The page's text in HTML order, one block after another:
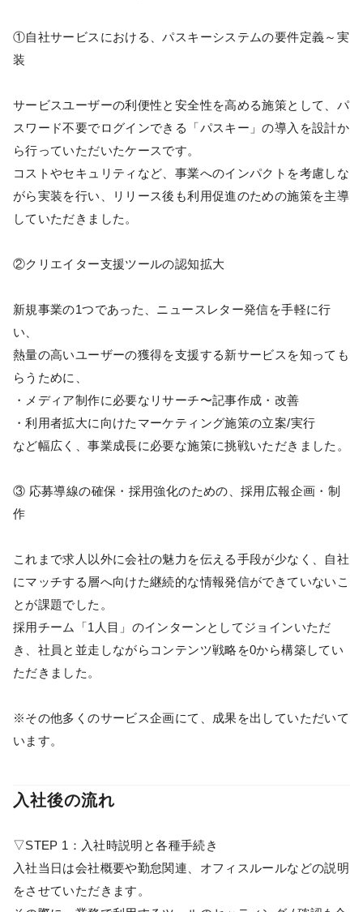
①自社サービスにおける、パスキーシステムの要件定義～実
装
サービスユーザーの利便性と安全性を高める施策として、パ
スワード不要でログインできる「パスキー」の導入を設計か
ら行っていただいたケースです。
コストやセキュリティなど、事業へのインパクトを考慮しな
がら実装を行い、リリース後も利用促進のための施策を主導
していただきました。
②クリエイター支援ツールの認知拡大
新規事業の1つであった、ニュースレター発信を手軽に行
い、
熱量の高いユーザーの獲得を支援する新サービスを知っても
らうために、
・メディア制作に必要なリサーチ〜記事作成・改善
・利用者拡大に向けたマーケティング施策の立案/実行
など幅広く、事業成長に必要な施策に挑戦いただきました。
③ 応募導線の確保・採用強化のための、採用広報企画・制
作
これまで求人以外に会社の魅力を伝える手段が少なく、自社
にマッチする層へ向けた継続的な情報発信ができていないこ
とが課題でした。
採用チーム「1人目」のインターンとしてジョインいただ
き、社員と並走しながらコンテンツ戦略を0から構築してい
ただきました。
※その他多くのサービス企画にて、成果を出していただいて
います。
入社後の流れ
▽STEP 1：入社時説明と各種手続き
入社当日は会社概要や勤怠関連、オフィスルールなどの説明
をさせていただきます。